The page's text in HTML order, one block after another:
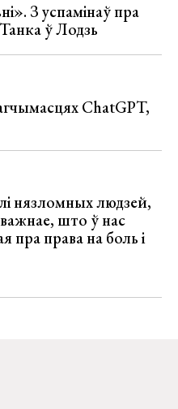
З успамінаў пра
ў Лодзь
ChatGPT,
нязломных людзей,
што ў нас
пра права на боль і